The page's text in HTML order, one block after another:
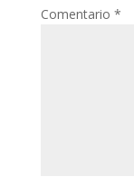
Comentario *